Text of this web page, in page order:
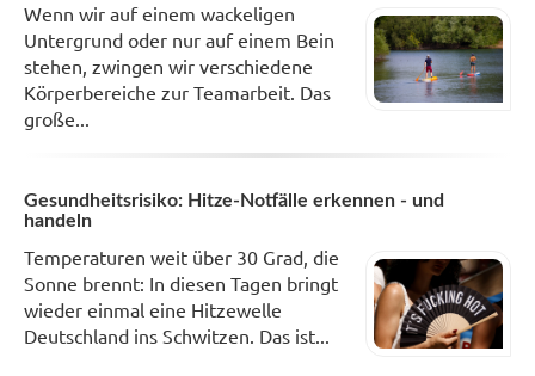
Wenn wir auf einem wackeligen
Untergrund oder nur auf einem Bein
stehen, zwingen wir verschiedene
Körperbereiche zur Teamarbeit. Das
große...
Gesundheitsrisiko: Hitze-Notfälle erkennen - und
handeln
Temperaturen weit über 30 Grad, die
Sonne brennt: In diesen Tagen bringt
wieder einmal eine Hitzewelle
Deutschland ins Schwitzen. Das ist...